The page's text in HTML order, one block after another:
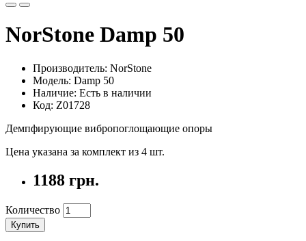
NorStone Damp 50
Производитель: NorStone
Модель: Damp 50
Наличие: Есть в наличии
Код: Z01728
Демпфирующие вибропоглощающие опоры
Цена указана за комплект из 4 шт.
1188 грн.
Количество
Купить